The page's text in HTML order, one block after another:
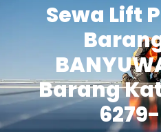
Sewa Lift
Barang